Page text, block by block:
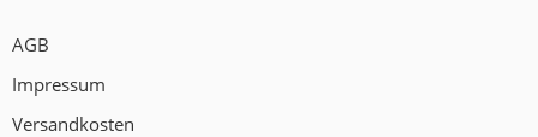
AGB
Impressum
Versandkosten